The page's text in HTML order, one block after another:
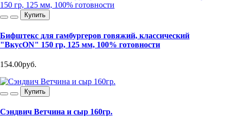
Купить
Бифштекс для гамбургеров говяжий, классический
"ВкусON" 150 гр, 125 мм, 100% готовности
154.00руб.
Купить
Сэндвич Ветчина и сыр 160гр.